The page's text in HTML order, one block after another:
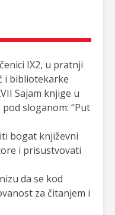
IX2, u pratnji
i bibliotekarke
Sajam knjige u
sloganom: “Put
bogat književni
i prisustvovati
da se kod
za čitanjem i